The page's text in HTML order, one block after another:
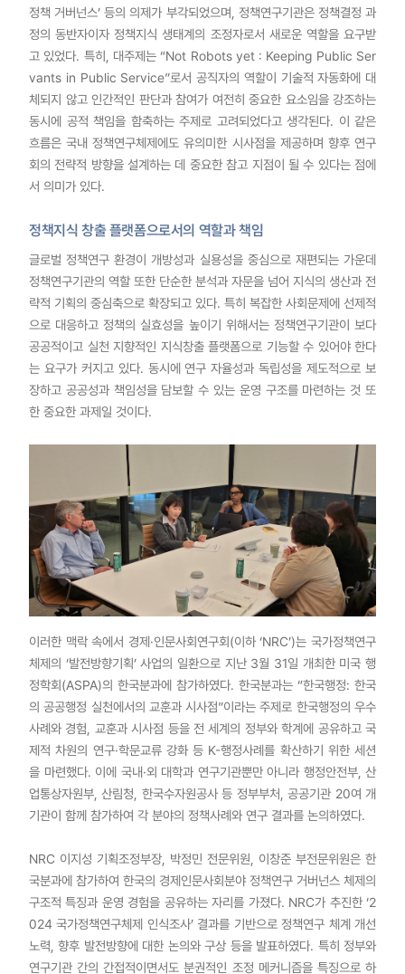
정책 거버넌스’ 등의 의제가 부각되었으며, 정책연구기관은 정책결정 과
정의 동반자이자 정책지식 생태계의 조정자로서 새로운 역할을 요구받
고 있었다. 특히, 대주제는 “Not Robots yet : Keeping Public Ser
vants in Public Service”로서 공직자의 역할이 기술적 자동화에 대
체되지 않고 인간적인 판단과 참여가 여전히 중요한 요소임을 강조하는
동시에 공적 책임을 함축하는 주제로 고려되었다고 생각된다. 이 같은
흐름은 국내 정책연구체제에도 유의미한 시사점을 제공하며 향후 연구
회의 전략적 방향을 설계하는 데 중요한 참고 지점이 될 수 있다는 점에
서 의미가 있다.
정책지식 창출 플랫폼으로서의 역할과 책임
글로벌 정책연구 환경이 개방성과 실용성을 중심으로 재편되는 가운데
정책연구기관의 역할 또한 단순한 분석과 자문을 넘어 지식의 생산과 전
략적 기획의 중심축으로 확장되고 있다. 특히 복잡한 사회문제에 선제적
으로 대응하고 정책의 실효성을 높이기 위해서는 정책연구기관이 보다
공공적이고 실천 지향적인 지식창출 플랫폼으로 기능할 수 있어야 한다
는 요구가 커지고 있다. 동시에 연구 자율성과 독립성을 제도적으로 보
장하고 공공성과 책임성을 담보할 수 있는 운영 구조를 마련하는 것 또
한 중요한 과제일 것이다.
이러한 맥락 속에서 경제·인문사회연구회(이하 ‘NRC’)는 국가정책연구
체제의 ‘발전방향기획’ 사업의 일환으로 지난 3월 31일 개최한 미국 행
정학회(ASPA)의 한국분과에 참가하였다. 한국분과는 “한국행정: 한국
의 공공행정 실천에서의 교훈과 시사점”이라는 주제로 한국행정의 우수
사례와 경험, 교훈과 시사점 등을 전 세계의 정부와 학계에 공유하고 국
제적 차원의 연구·학문교류 강화 등 K-행정사례를 확산하기 위한 세션
을 마련했다. 이에 국내·외 대학과 연구기관뿐만 아니라 행정안전부, 산
업통상자원부, 산림청, 한국수자원공사 등 정부부처, 공공기관 20여 개
기관이 함께 참가하여 각 분야의 정책사례와 연구 결과를 논의하였다.
NRC 이지성 기획조정부장, 박정민 전문위원, 이창준 부전문위원은 한
국분과에 참가하여 한국의 경제인문사회분야 정책연구 거버넌스 체제의
구조적 특징과 운영 경험을 공유하는 자리를 가졌다. NRC가 추진한 ‘2
024 국가정책연구체제 인식조사’ 결과를 기반으로 정책연구 체계 개선
노력, 향후 발전방향에 대한 논의와 구상 등을 발표하였다. 특히 정부와
연구기관 간의 간접적이면서도 분권적인 조정 메커니즘을 특징으로 하